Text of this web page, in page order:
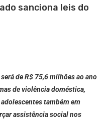
sanciona leis do
de R$ 75,6 milhões ao ano
de violência doméstica,
também em
assistência social nos